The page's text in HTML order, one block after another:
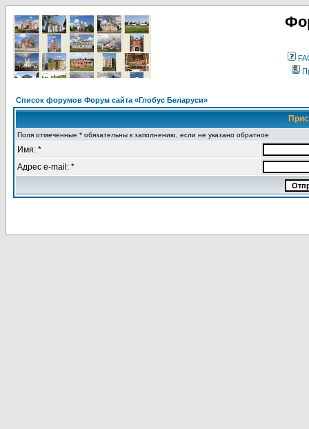
Список форумов Форум сайта «Глобус Беларуси»
Поля отмеченные * обязательны к заполнению, если не указано обратное
Имя: *
Адрес e-mail: *